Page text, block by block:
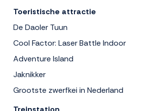
Toeristische attractie
De Daoler Tuun
Cool Factor: Laser Battle Indoor
Adventure Island
Jaknikker
Grootste zwerfkei in Nederland